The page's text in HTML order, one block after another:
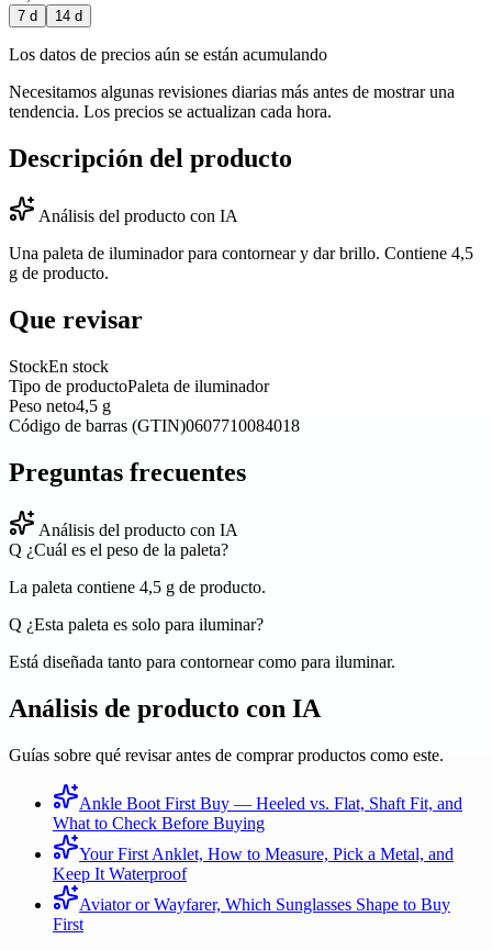
7 d 14 d
Los datos de precios aún se están acumulando
Necesitamos algunas revisiones diarias más antes de mostrar una
tendencia. Los precios se actualizan cada hora.
Descripción del producto
Análisis del producto con IA
Una paleta de iluminador para contornear y dar brillo. Contiene 4,5
g de producto.
Que revisar
StockEn stock
Tipo de productoPaleta de iluminador
Peso neto4,5 g
Código de barras (GTIN)0607710084018
Preguntas frecuentes
Análisis del producto con IA
Q ¿Cuál es el peso de la paleta?
La paleta contiene 4,5 g de producto.
Q ¿Esta paleta es solo para iluminar?
Está diseñada tanto para contornear como para iluminar.
Análisis de producto con IA
Guías sobre qué revisar antes de comprar productos como este.
Ankle Boot First Buy — Heeled vs. Flat, Shaft Fit, and
What to Check Before Buying
Your First Anklet, How to Measure, Pick a Metal, and
Keep It Waterproof
Aviator or Wayfarer, Which Sunglasses Shape to Buy
First